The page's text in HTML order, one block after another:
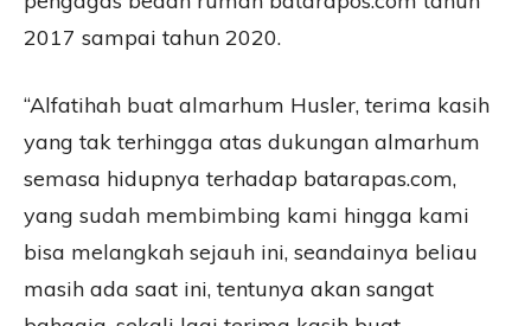
2017 sampai tahun 2020.
“Alfatihah buat almarhum Husler, terima kasih
yang tak terhingga atas dukungan almarhum
semasa hidupnya terhadap batarapas.com,
yang sudah membimbing kami hingga kami
bisa melangkah sejauh ini, seandainya beliau
masih ada saat ini, tentunya akan sangat